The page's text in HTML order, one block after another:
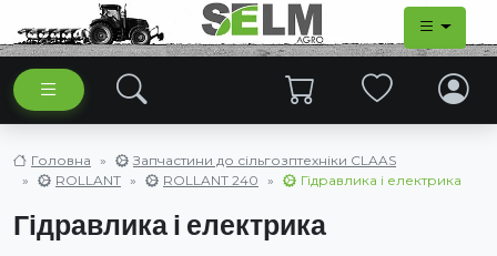
Головна
Запчастини до сільгозптехніки CLAAS
ROLLANT
ROLLANT 240 Гідравлика і електрика
Гідравлика і електрика